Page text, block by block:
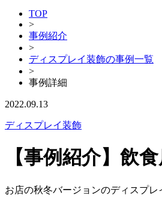
TOP
>
事例紹介
>
ディスプレイ装飾の事例一覧
>
事例詳細
2022.09.13
ディスプレイ装飾
【事例紹介】飲
お店の秋冬バージョンのディスプ